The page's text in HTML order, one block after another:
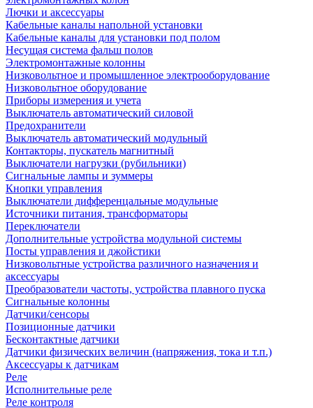
Лючки и аксессуары
Кабельные каналы напольной установки
Кабельные каналы для установки под полом
Несущая система фальш полов
Электромонтажные колонны
Низковольтное и промышленное электрооборудование
Низковольтное оборудование
Приборы измерения и учета
Выключатель автоматический силовой
Предохранители
Выключатель автоматический модульный
Контакторы, пускатель магнитный
Выключатели нагрузки (рубильники)
Сигнальные лампы и зуммеры
Кнопки управления
Выключатели дифференцальные модульные
Источники питания, трансформаторы
Переключатели
Дополнительные устройства модульной системы
Посты управления и джойстики
Низковольтные устройства различного назначения и
аксессуары
Преобразователи частоты, устройства плавного пуска
Сигнальные колонны
Датчики/сенсоры
Позиционные датчики
Бесконтактные датчики
Датчики физических величин (напряжения, тока и т.п.)
Аксессуары к датчикам
Реле
Исполнительные реле
Реле контроля